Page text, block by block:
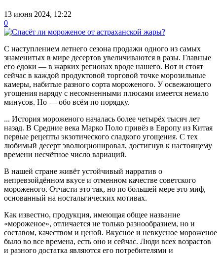
13 июня 2024, 12:22
0
С наступлением летнего сезона продажи одного из самых
знаменитых в мире десертов увеличиваются в разы. Главные
его едоки — в жарких регионах вроде нашего. Вот и стоят
сейчас в каждой продуктовой торговой точке морозильные
камеры, набитые разного сорта мороженого. У освежающего
угощения наряду с несомненными плюсами имеется немало
минусов. Но — обо всём по порядку.
... История мороженого началась более четырёх тысяч лет
назад. В Средние века Марко Поло привёз в Европу из Китая
первые рецепты экзотического сладкого угощения. С тех
любимый десерт эволюционировал, достигнув к настоящему
времени несчётное число вариаций.
В нашей стране живёт устойчивый нарратив о
непревзойдённом вкусе и отменном качестве советского
мороженого. Отчасти это так, но по большей мере это миф,
основанный на ностальгических мотивах.
Как известно, продукция, имеющая общее название
«мороженое», отличается не только разнообразием, но и
составом, качеством и ценой. Вкусное и невкусное мороженое
было во все времена, есть оно и сейчас. Люди всех возрастов
и разного достатка являются его потребителями и